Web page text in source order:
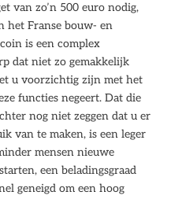
van zo’n 500 euro nodig,
het Franse bouw- en
is een complex
dat niet zo gemakkelijk
u voorzichtig zijn met het
functies negeert. Dat die
nog niet zeggen dat u er
van te maken, is een leger
mensen nieuwe
een beladingsgraad
geneigd om een hoog